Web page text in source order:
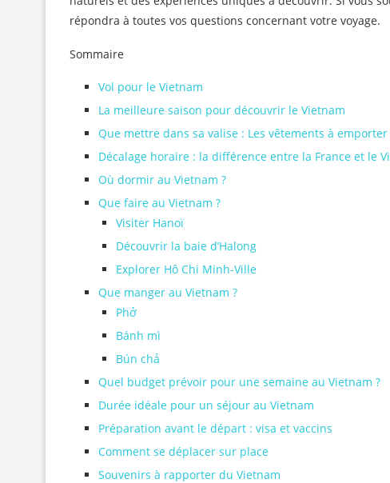
répondra à toutes vos questions concernant votre voyage.
Sommaire
Vol pour le Vietnam
La meilleure saison pour découvrir le Vietnam
Que mettre dans sa valise : Les vêtements à
Décalage horaire : la différence entre la France et le
Où dormir au Vietnam ?
Que faire au Vietnam ?
Visiter Hanoï
Découvrir la baie d’Halong
Explorer Hô Chi Minh-Ville
Que manger au Vietnam ?
Phở
Bánh mì
Bún chả
Quel budget prévoir pour une semaine au Vietnam ?
Durée idéale pour un séjour au Vietnam
Préparation avant le départ : visa et vaccins
Comment se déplacer sur place
Souvenirs à rapporter du Vietnam